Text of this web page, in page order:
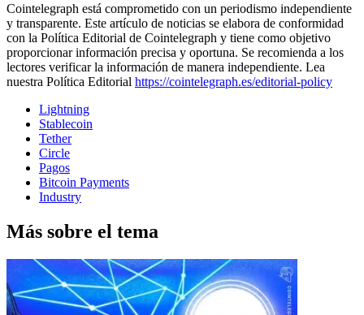
Cointelegraph está comprometido con un periodismo independiente
y transparente. Este artículo de noticias se elabora de conformidad
con la Política Editorial de Cointelegraph y tiene como objetivo
proporcionar información precisa y oportuna. Se recomienda a los
lectores verificar la información de manera independiente. Lea
nuestra Política Editorial https://cointelegraph.es/editorial-policy
Lightning
Stablecoin
Tether
Circle
Pagos
Bitcoin Payments
Industry
Más sobre el tema